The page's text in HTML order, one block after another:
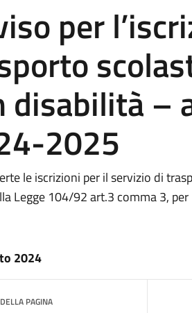
per
disabilità –
2025
le iscrizioni per il servizio di
Legge 104/92 art.3 comma 3,
2024
PAGINA